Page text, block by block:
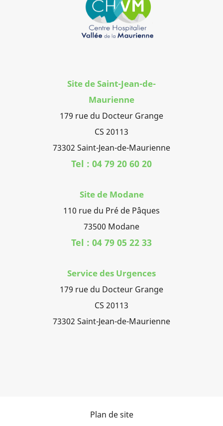
Site de Saint-Jean-de-
Maurienne
179 rue du Docteur Grange
CS 20113
73302 Saint-Jean-de-Maurienne
Tel : 04 79 20 60 20
Site de Modane
110 rue du Pré de Pâques
73500 Modane
Tel : 04 79 05 22 33
Service des Urgences
179 rue du Docteur Grange
CS 20113
73302 Saint-Jean-de-Maurienne
Plan de site